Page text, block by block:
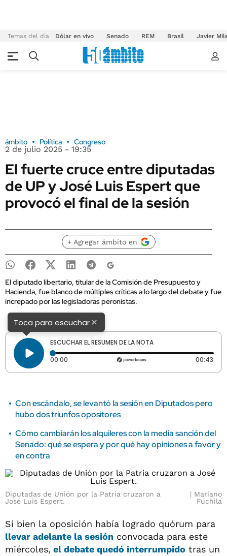
Temas del día Dólar en vivo Senado REM Brasil Javier
ámbito Política Congreso
2 de julio 2025 - 19:35
El fuerte cruce entre diputadas
de UP y José Luis Espert que
provocó el final de la sesión
+ Agregar ámbito en
El diputado libertario, titular de la Comisión de Presupuesto y
Hacienda, fue blanco de múltiples críticas a lo largo del debate y fue
increpado por las legisladoras peronistas.
Toca para escuchar×
ESCUCHAR EL RESUMEN DE LA NOTA
00:00 Tiempo transcurrido: 0 segundos 00:43
Con escándalo, se levantó la sesión en Diputados pero
hubo dos triunfos opositores
Cómo cambiarán los alquileres con la media sanción del
Senado: qué se espera y por qué hay opiniones a favor y
en contra
Diputadas de Unión por la Patria cruzaron a
José Luis Espert.
Mariano
Fuchila
Si bien la oposición había logrado quórum para
llevar adelante la sesión convocada para este
miércoles, el debate quedó interrumpido tras un